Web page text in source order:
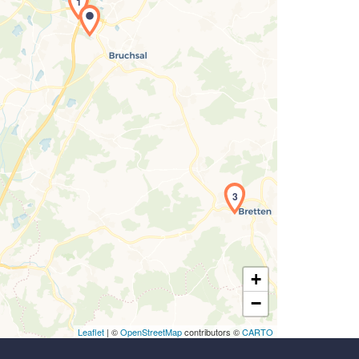
Laden der Karte...
3
+
−
Leaflet | ©OpenStreetMapcontributors ©CARTO